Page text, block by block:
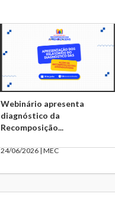
Webinário apresenta
diagnóstico da
Recomposição...
24/06/2026 | MEC